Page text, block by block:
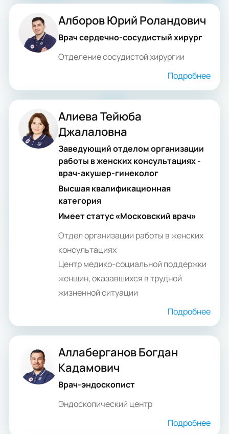
Алборов Юрий Роландович
Врач сердечно-сосудистый хирург
Отделение сосудистой хирургии
Подробнее
Алиева Тейюба
Джалаловна
Заведующий отделом организации
работы в женских консультациях -
врач-акушер-гинеколог
Высшая квалификационная
категория
Имеет статус «Московский врач»
Отдел организации работы в женских
консультациях
Центр медико-социальной поддержки
женщин, оказавшихся в трудной
жизненной ситуации
Подробнее
Аллаберганов Богдан
Кадамович
Врач-эндоскопист
Эндоскопический центр
Подробнее